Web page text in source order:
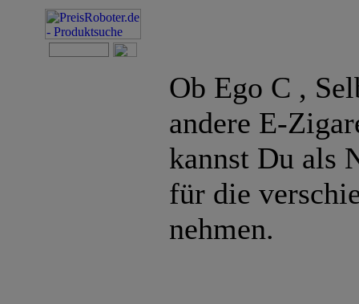
Ob Ego C ,
andere E-
kannst Du als
für die
nehmen.